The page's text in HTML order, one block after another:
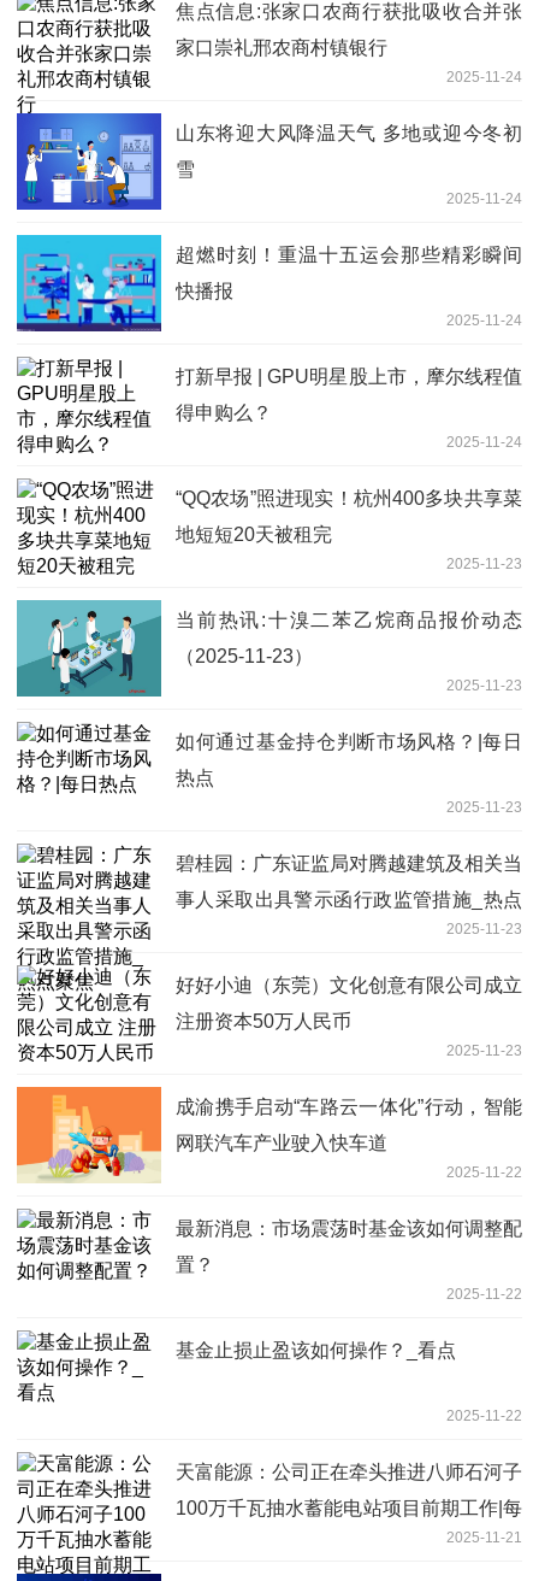
焦点信息:张家口农商行获批吸收合并张
家口崇礼邢农商村镇银行
2025-11-24
山东将迎大风降温天气 多地或迎今冬初
雪
2025-11-24
超燃时刻！重温十五运会那些精彩瞬间
快播报
2025-11-24
打新早报 | GPU明星股上市，摩尔线程值
得申购么？
2025-11-24
“QQ农场”照进现实！杭州400多块共享菜
地短短20天被租完
2025-11-23
当前热讯:十溴二苯乙烷商品报价动态
（2025-11-23）
2025-11-23
如何通过基金持仓判断市场风格？|每日
热点
2025-11-23
碧桂园：广东证监局对腾越建筑及相关当
事人采取出具警示函行政监管措施_热点
2025-11-23
好好小迪（东莞）文化创意有限公司成立
注册资本50万人民币
2025-11-23
成渝携手启动“车路云一体化”行动，智能
网联汽车产业驶入快车道
2025-11-22
最新消息：市场震荡时基金该如何调整配
置？
2025-11-22
基金止损止盈该如何操作？_看点
2025-11-22
天富能源：公司正在牵头推进八师石河子
100万千瓦抽水蓄能电站项目前期工作|每
2025-11-21